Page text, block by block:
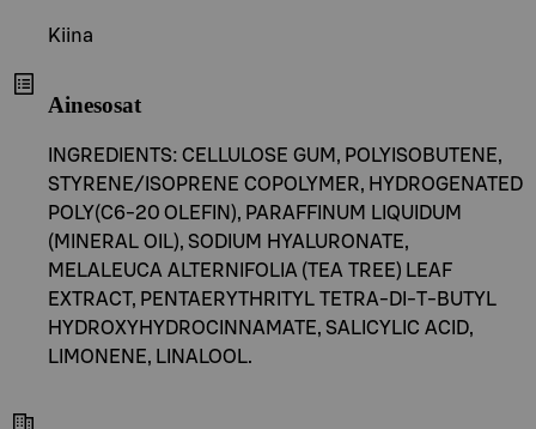
Kiina
Ainesosat
INGREDIENTS: CELLULOSE GUM, POLYISOBUTENE,
STYRENE/ISOPRENE COPOLYMER, HYDROGENATED
POLY(C6-20 OLEFIN), PARAFFINUM LIQUIDUM
(MINERAL OIL), SODIUM HYALURONATE,
MELALEUCA ALTERNIFOLIA (TEA TREE) LEAF
EXTRACT, PENTAERYTHRITYL TETRA-DI-T-BUTYL
HYDROXYHYDROCINNAMATE, SALICYLIC ACID,
LIMONENE, LINALOOL.